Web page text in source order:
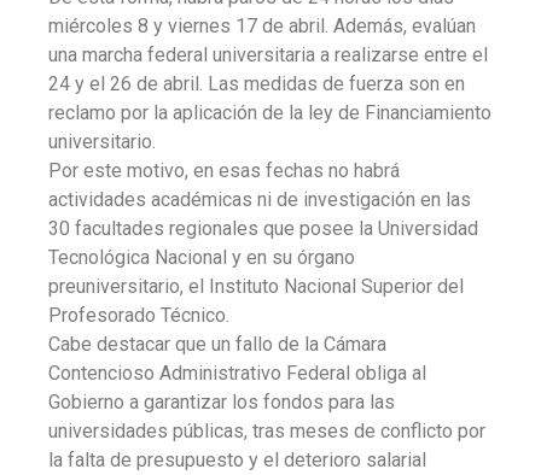
miércoles 8 y viernes 17 de abril. Además, evalúan
una marcha federal universitaria a realizarse entre el
24 y el 26 de abril. Las medidas de fuerza son en
reclamo por la aplicación de la ley de Financiamiento
universitario.
Por este motivo, en esas fechas no habrá
actividades académicas ni de investigación en las
30 facultades regionales que posee la Universidad
Tecnológica Nacional y en su órgano
preuniversitario, el Instituto Nacional Superior del
Profesorado Técnico.
Cabe destacar que un fallo de la Cámara
Contencioso Administrativo Federal obliga al
Gobierno a garantizar los fondos para las
universidades públicas, tras meses de conflicto por
la falta de presupuesto y el deterioro salarial